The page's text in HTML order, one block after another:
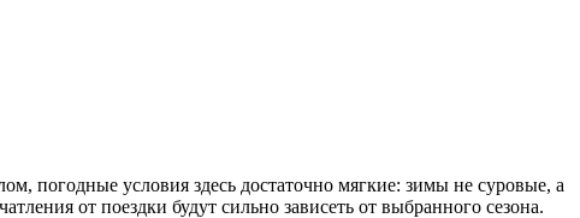
погодные условия здесь достаточно мягкие: зимы не суровые, а
от поездки будут сильно зависеть от выбранного сезона.